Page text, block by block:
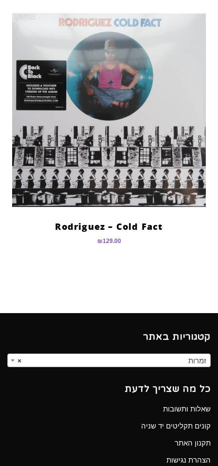
Rodriguez – Cold Fact
₪129.00
קטגוריות באתר
× זמרות
כל מה שצריך לדעת
שאלות ותשובות
קונים תקליטים יד שניה
תקנון האתר
הצהרת נגישות